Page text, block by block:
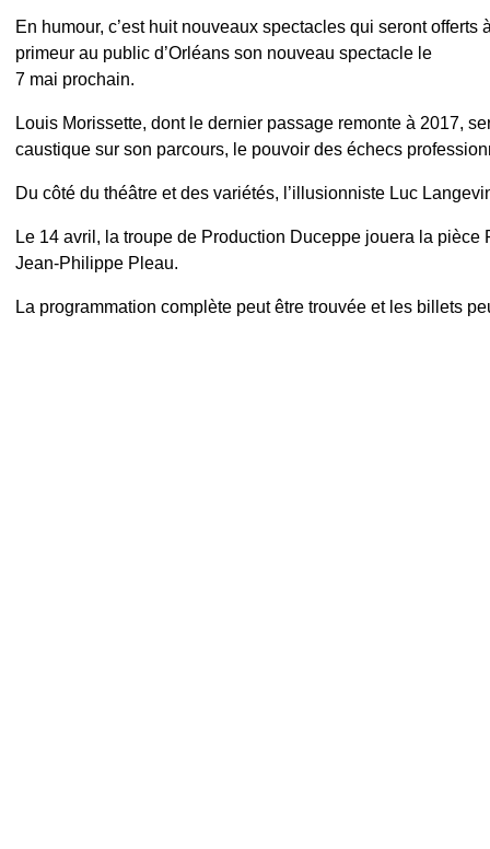
En humour, c’est huit nouveaux spectacles qui seront
primeur au public d’Orléans son nouveau spectacle le
7 mai prochain.
Louis Morissette, dont le dernier passage remonte à 2017,
caustique sur son parcours, le pouvoir des échecs
Du côté du théâtre et des variétés, l’illusionniste Luc
Le 14 avril, la troupe de Production Duceppe jouera la
Jean-Philippe Pleau.
La programmation complète peut être trouvée et les billets